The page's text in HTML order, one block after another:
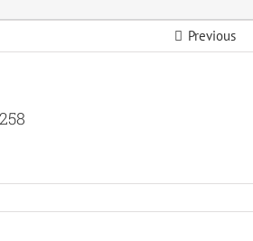
Previous